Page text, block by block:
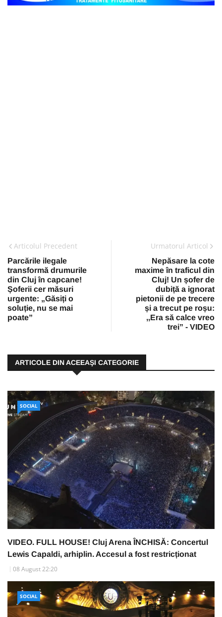
Articolul Precedent
Parcările ilegale
transformă drumurile
din Cluj în capcane!
Șoferii cer măsuri
urgente: „Găsiți o
soluție, nu se mai
poate”
Urmatorul Articol
Nepăsare la cote
maxime în traficul din
Cluj! Un șofer de
dubiță a ignorat
pietonii de pe trecere
și a trecut pe roșu:
,,Era să calce vreo
trei” - VIDEO
ARTICOLE DIN ACEEAŞI CATEGORIE
SOCIAL
VIDEO. FULL HOUSE! Cluj Arena ÎNCHISĂ: Concertul
Lewis Capaldi, arhiplin. Accesul a fost restricționat
08 August 22:20
SOCIAL